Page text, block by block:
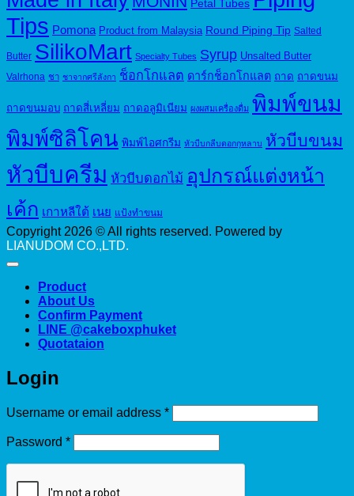
Petal Tubes
Tips Pomona Product from Malaysia Round Piping Tip Salted
Butter SilikoMart Specialty Tubes Syrup Unsalted Butter
Valrhona ชา ชาจากศรีลังกา ช็อกโกแลต ดาร์กช็อกโกแลต ถาด ถาดขนม
ถาดขนมอบ ถาดสี่เหลี่ยม ถาดอลูมิเนียม ผงผสมเครื่องดื่ม พิมพ์ขนม
พิมพ์ซิลิโคน พิมพ์ไอศกรีม หัวบีบกลีบดอกกุหลาบ หัวบีบขนม
หัวบีบครีม หัวบีบดอกไม้ อุปกรณ์แต่งหน้า
เค้ก เกาหลีใต้ เนย แป้งทำขนม
Copyright 2026 © All rights reserved. Powered by
LIANUDOM CO.,LTD.
Product
About Us
Confirm Payment
LINE @cakeboxphuket
Quotataion
Login
Username or email address *Required
Password *Required